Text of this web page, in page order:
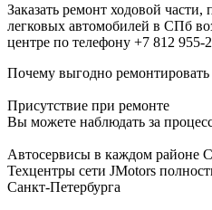
Заказать ремонт ходовой
легковых автомобилей в СПб
центре по телефону +7 812 955-
Почему выгодно ремонтировать
Присутствие при ремонте
Вы можете наблюдать за
Автосервисы в каждом районе
Техцентры сети JMotors
Санкт-Петербурга